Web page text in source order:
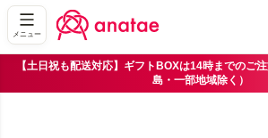
メニュー
【土日祝も配送対応】ギフトBOXは14時までのご
島・一部地域除く）